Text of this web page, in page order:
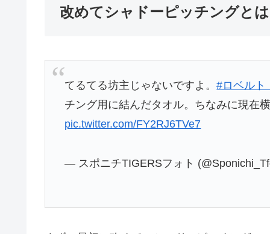
改めてシャドーピッチングと
てるてる坊主じゃないですよ。#ロベルト
チング用に結んだタオル。ちなみに現在
pic.twitter.com/FY2RJ6TVe7
— スポニチTIGERSフォト